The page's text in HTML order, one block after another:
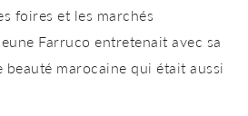
foires et les marchés
Farruco entretenait avec sa
beauté marocaine qui était aussi